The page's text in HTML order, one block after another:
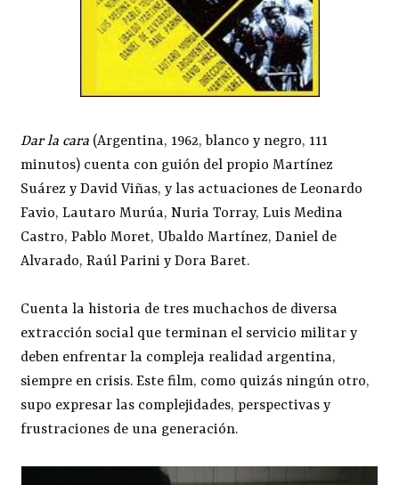
Dar la cara (Argentina, 1962, blanco y negro, 111
minutos) cuenta con guión del propio Martínez
Suárez y David Viñas, y las actuaciones de Leonardo
Favio, Lautaro Murúa, Nuria Torray, Luis Medina
Castro, Pablo Moret, Ubaldo Martínez, Daniel de
Alvarado, Raúl Parini y Dora Baret.
Cuenta la historia de tres muchachos de diversa
extracción social que terminan el servicio militar y
deben enfrentar la compleja realidad argentina,
siempre en crisis. Este film, como quizás ningún otro,
supo expresar las complejidades, perspectivas y
frustraciones de una generación.